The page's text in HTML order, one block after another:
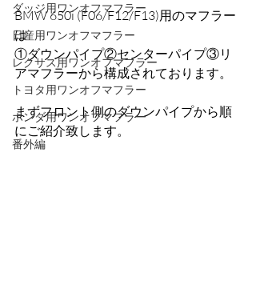
ダッジ用ワンオフマフラー
日産用ワンオフマフラー
レクサス用ワンオフマフラー
トヨタ用ワンオフマフラー
ホンダ用ワンオフマフラー
番外編
BMW 650i (F06/F12/F13)用のマフラー
は
①ダウンパイプ②センターパイプ③リ
アマフラーから構成されております。
まずフロント側のダウンパイプから順
にご紹介致します。